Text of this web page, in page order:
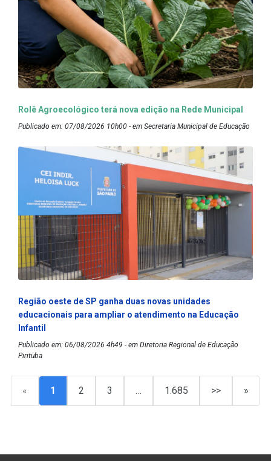
Rolê Agroecológico terá nova edição na Rede Municipal
Publicado em: 07/08/2026 10h00 - em Secretaria Municipal de Educação
Região oeste de SP ganha duas novas unidades
educacionais para ampliar o atendimento na Educação
Infantil
Publicado em: 06/08/2026 4h49 - em Diretoria Regional de Educação
Pirituba
« 1 2 3 … 1.685 >> »